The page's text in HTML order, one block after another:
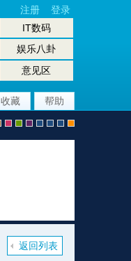
IT数码
娱乐八卦
意见区
注册 登录
收藏 帮助
i r u 坛大坛机
返回列表